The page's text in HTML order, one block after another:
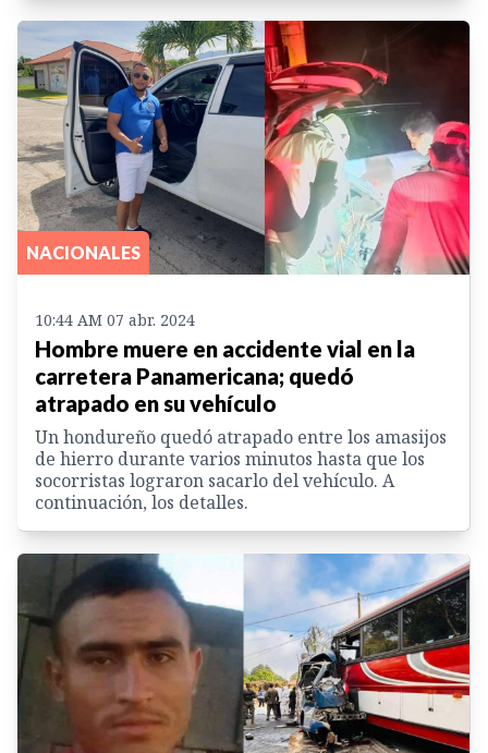
NACIONALES
10:44 AM 07 abr. 2024
Hombre muere en accidente vial en la
carretera Panamericana; quedó
atrapado en su vehículo
Un hondureño quedó atrapado entre los amasijos
de hierro durante varios minutos hasta que los
socorristas lograron sacarlo del vehículo. A
continuación, los detalles.